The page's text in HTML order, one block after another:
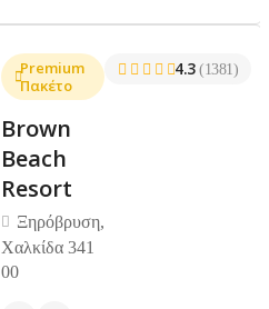
Premium
Πακέτο
Brown
Beach
Resort
Ξηρόβρυση,
Χαλκίδα 341
00
4.3(1381)